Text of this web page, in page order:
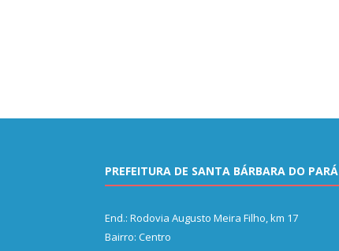
PREFEITURA DE SANTA BÁRBARA DO PARÁ
End.: Rodovia Augusto Meira Filho, km 17
Bairro: Centro